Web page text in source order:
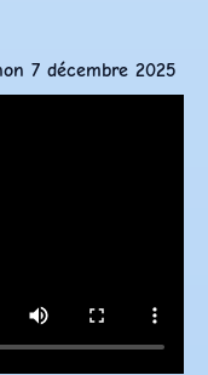
7 décembre 2025